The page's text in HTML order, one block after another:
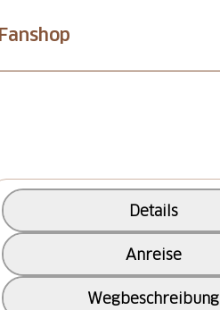
Fanshop
Details
Anreise
Wegbeschreibung